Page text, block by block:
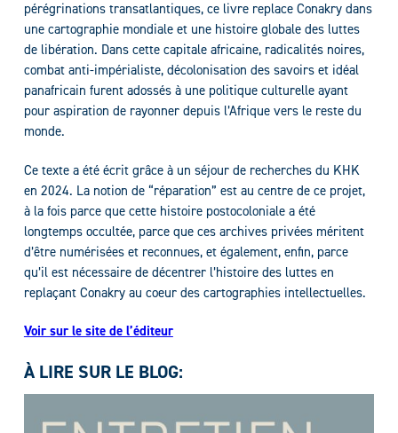
pérégrinations transatlantiques, ce livre replace Conakry dans
une cartographie mondiale et une histoire globale des luttes
de libération. Dans cette capitale africaine, radicalités noires,
combat anti-impérialiste, décolonisation des savoirs et idéal
panafricain furent adossés à une politique culturelle ayant
pour aspiration de rayonner depuis l’Afrique vers le reste du
monde.
Ce texte a été écrit grâce à un séjour de recherches du KHK
en 2024. La notion de “réparation” est au centre de ce projet,
à la fois parce que cette histoire postocoloniale a été
longtemps occultée, parce que ces archives privées méritent
d’être numérisées et reconnues, et également, enfin, parce
qu’il est nécessaire de décentrer l’histoire des luttes en
replaçant Conakry au coeur des cartographies intellectuelles.
Voir sur le site de l’éditeur
À LIRE SUR LE BLOG: